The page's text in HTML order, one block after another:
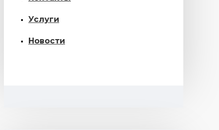
Услуги
Новости